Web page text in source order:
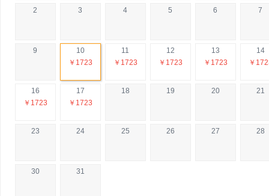
2 3 4 5 6 7
9
10
￥1723
11
￥1723
12
￥1723
13
￥1723
14
￥
16
￥1723
17
￥1723
18 19 20 21
23 24 25 26 27 28
30 31